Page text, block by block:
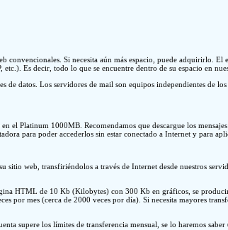
Si necesita aún más espacio, puede adquirirlo. El
Es decir, todo lo que se encuentre dentro de su espacio en
de datos. Los servidores de mail son equipos independientes de
Platinum 1000MB. Recomendamos que descargue los
para poder accederlos sin estar conectado a Internet y para
web, transfiriéndolos a través de Internet desde nuestros
HTML de 10 Kb (Kilobytes) con 300 Kb en gráficos, se
por mes (cerca de 2000 veces por día). Si necesita mayores
supere los límites de transferencia mensual, se lo haremos saber